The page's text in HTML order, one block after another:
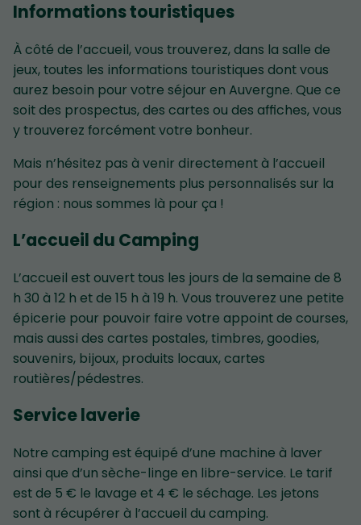
Informations touristiques
À côté de l’accueil, vous trouverez, dans la salle de
jeux, toutes les informations touristiques dont vous
aurez besoin pour votre séjour en Auvergne. Que ce
soit des prospectus, des cartes ou des affiches, vous
y trouverez forcément votre bonheur.
Mais n’hésitez pas à venir directement à l’accueil
pour des renseignements plus personnalisés sur la
région : nous sommes là pour ça !
L’accueil du Camping
L’accueil est ouvert tous les jours de la semaine de 8
h 30 à 12 h et de 15 h à 19 h. Vous trouverez une petite
épicerie pour pouvoir faire votre appoint de courses,
mais aussi des cartes postales, timbres, goodies,
souvenirs, bijoux, produits locaux, cartes
routières/pédestres.
Service laverie
Notre camping est équipé d’une machine à laver
ainsi que d’un sèche-linge en libre-service. Le tarif
est de 5 € le lavage et 4 € le séchage. Les jetons
sont à récupérer à l’accueil du camping.